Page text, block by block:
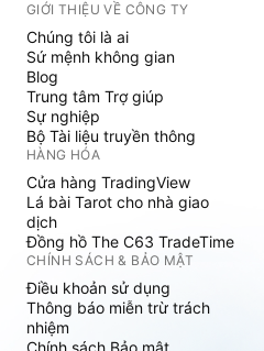
GIỚI THIỆU VỀ CÔNG TY
Chúng tôi là ai
Sứ mệnh không gian
Blog
Trung tâm Trợ giúp
Sự nghiệp
Bộ Tài liệu truyền thông
HÀNG HÓA
Cửa hàng TradingView
Lá bài Tarot cho nhà giao
dịch
Đồng hồ The C63 TradeTime
CHÍNH SÁCH & BẢO MẬT
Điều khoản sử dụng
Thông báo miễn trừ trách
nhiệm
Chính sách Bảo mật